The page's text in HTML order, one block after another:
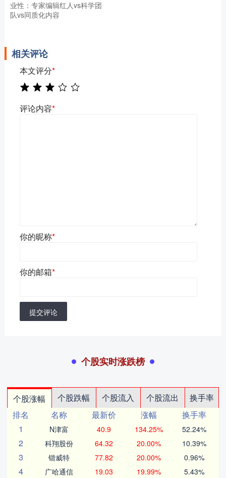
业性：专家编辑红人vs科学团
队vs同质化内容
相关评论
本文评分*
评论内容*
你的昵称*
你的邮箱*
提交评论
个股实时涨跌榜
个股涨幅 个股跌幅 个股流入 个股流出
换手率
排名
名称 最新价 涨幅
换手率
1
N津富 40.9 134.25% 52.24%
2 科翔股份 64.32 20.00% 10.39%
3 锴威特 77.82 20.00% 0.96%
4 广哈通信 19.03 19.99% 5.43%